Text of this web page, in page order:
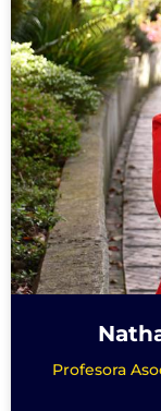
Profesora